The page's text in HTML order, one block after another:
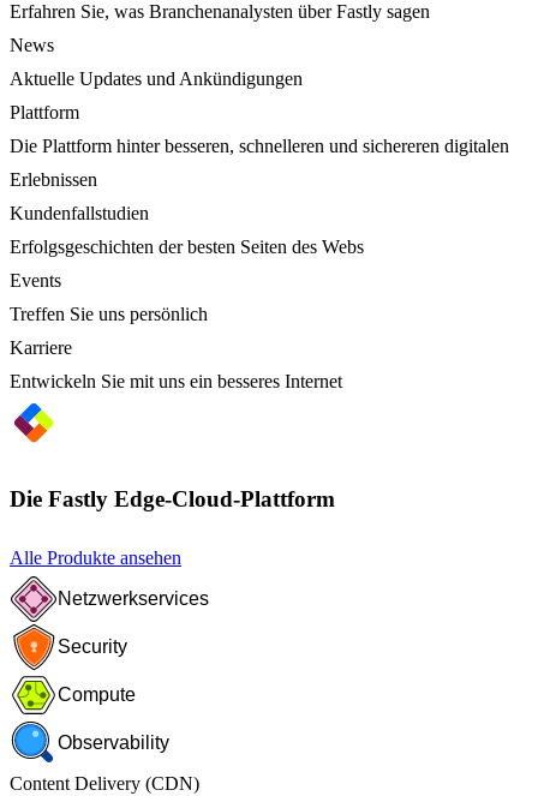
Erfahren Sie, was Branchenanalysten über Fastly sagen
News
Aktuelle Updates und Ankündigungen
Plattform
Die Plattform hinter besseren, schnelleren und sichereren digitalen
Erlebnissen
Kundenfallstudien
Erfolgsgeschichten der besten Seiten des Webs
Events
Treffen Sie uns persönlich
Karriere
Entwickeln Sie mit uns ein besseres Internet
Die Fastly Edge-Cloud-Plattform
Alle Produkte ansehen
Netzwerkservices
Security
Compute
Observability
Content Delivery (CDN)